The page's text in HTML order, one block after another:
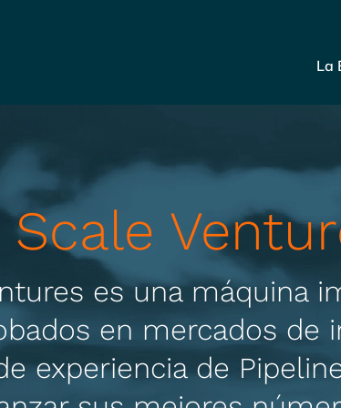
La
Scale
es una máquina
en mercados de
experiencia de